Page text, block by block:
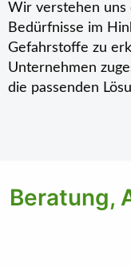
Wir verstehen uns
Bedürfnisse im
Gefahrstoffe zu
Unternehmen
die passenden
Beratung,